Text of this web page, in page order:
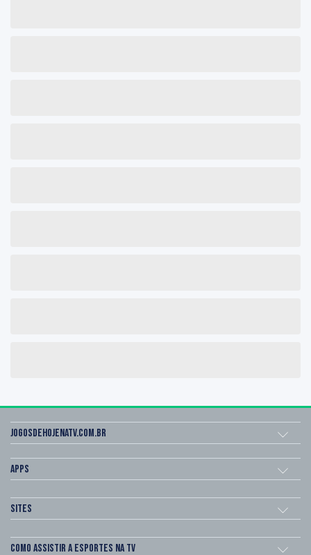
Jogosdehojenatv.com.br
Apps
Sites
Como assistir a esportes na TV